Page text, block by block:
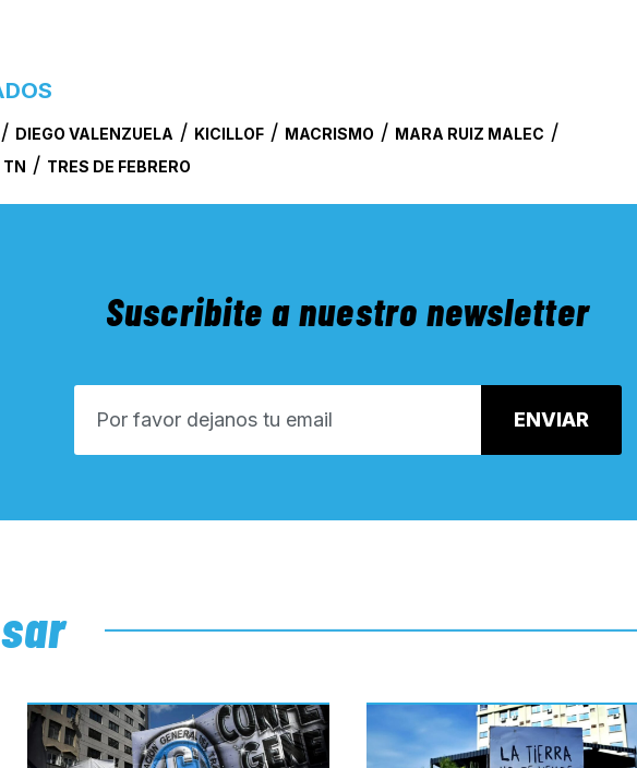
/ DIEGO VALENZUELA / KICILLOF / MACRISMO / MARA RUIZ MALEC /
TN / TRES DE FEBRERO
Suscribite a nuestro newsletter